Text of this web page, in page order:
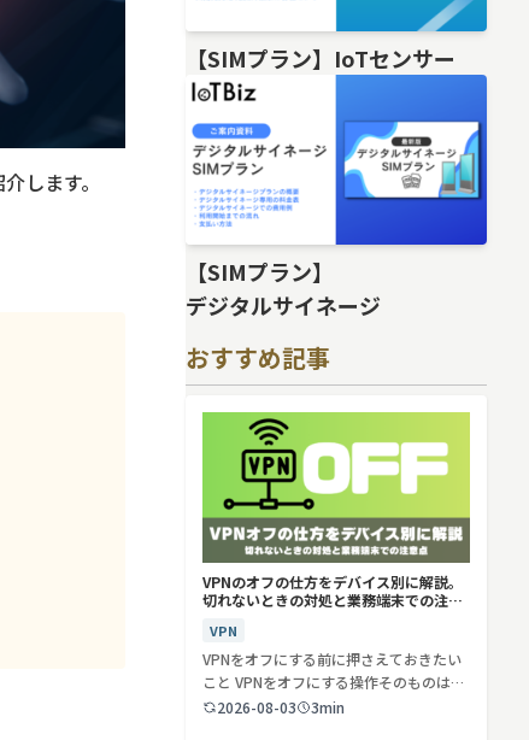
します。
【SIMプラン】IoTセンサー
【SIMプラン】
デジタルサイネージ
おすすめ記事
VPNのオフの仕方をデバイス別に解説。
切れないときの対処と業務端末での注意
VPN
VPNをオフにする前に押さえておきたい
こと VPNをオフにする操作そのものは、
ど…2026-08-03 3min